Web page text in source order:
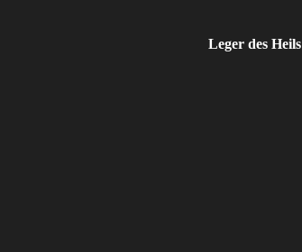
Leger des Heils